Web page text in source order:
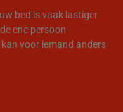
bed is vaak lastiger
ene persoon
voor iemand anders